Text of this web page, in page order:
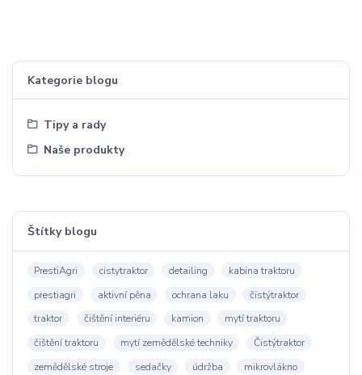
Kategorie blogu
Tipy a rady
Naše produkty
Štítky blogu
PrestiAgri cistytraktor detailing
kabina traktoru
prestiagri
aktivní pěna ochrana laku
čistýtraktor
traktor
čištění interiéru kamion
mytí traktoru
čištění traktoru
mytí zemědělské techniky
Čistýtraktor
zemědělské stroje
sedačky údržba
mikrovlákno